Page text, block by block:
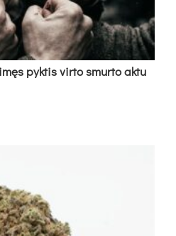
pyk­tis vir­to smur­to ak­tu